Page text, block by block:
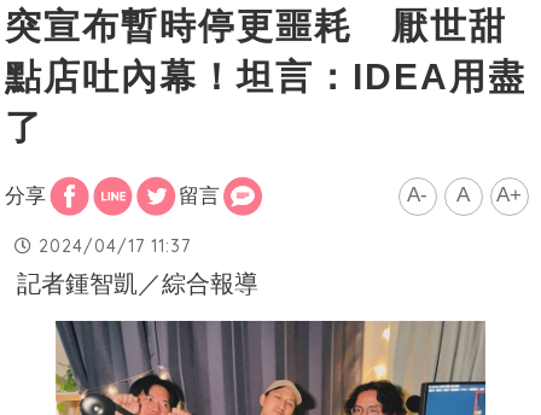
突宣布暫時停更噩耗 厭世甜
點店吐內幕！坦言：IDEA用盡
了
分享 留言 A- A A+
2024/04/17 11:37
記者鍾智凱／綜合報導